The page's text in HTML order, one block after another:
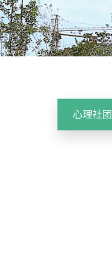
心理社团